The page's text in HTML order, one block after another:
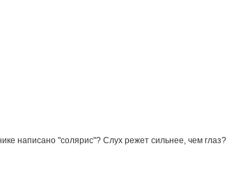
написано "солярис"? Слух режет сильнее, чем глаз?